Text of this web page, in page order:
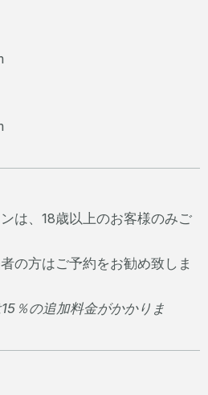
は、18歳以上のお客様のみご
の方はご予約をお勧め致しま
％の追加料金がかかりま